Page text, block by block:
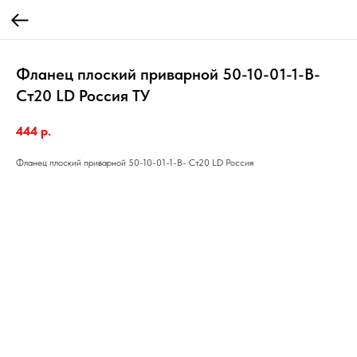
Фланец плоский приварной 50-10-01-1-В-
Ст20 LD Россия ТУ
444 р.
Фланец плоский приварной 50-10-01-1-В- Ст20 LD Россия